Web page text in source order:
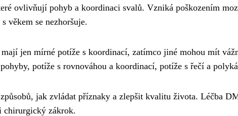
ovlivňují pohyb a koordinaci svalů. Vzniká poškozením
věkem se nezhoršuje.
jen mírné potíže s koordinací, zatímco jiné mohou mít
potíže s rovnováhou a koordinací, potíže s řečí a
jak zvládat příznaky a zlepšit kvalitu života. Léčba
chirurgický zákrok.